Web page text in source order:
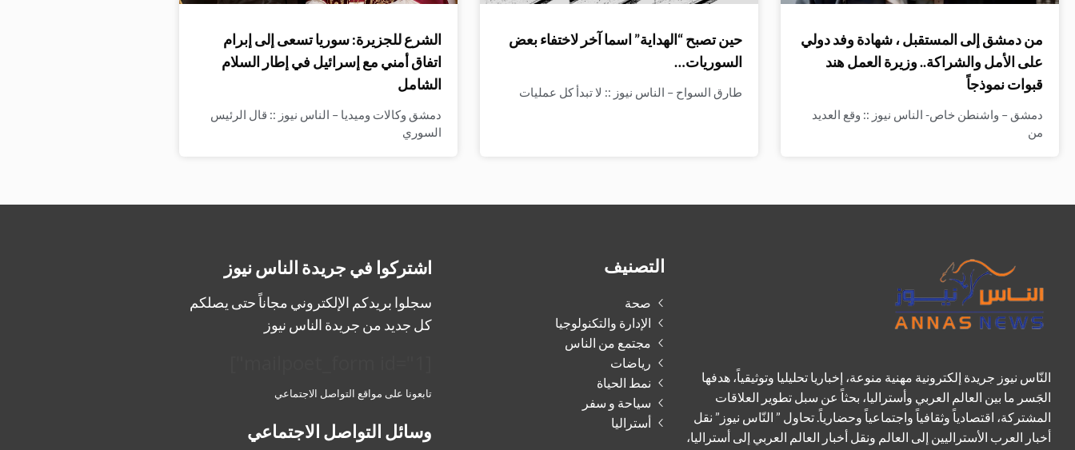
من دمشق إلى المستقبل ، شهادة وفد دولي
على الأمل والشراكة.. وزيرة العمل هند
قبوات نموذجاً
دمشق – واشنطن خاص- الناس نيوز :: وقع العديد
من
حين تصبح “الهداية” اسما آخر لاختفاء بعض
السوريات…
طارق السواح – الناس نيوز :: لا تبدأ كل عمليات
الشرع للجزيرة: سوريا تسعى إلى إبرام
اتفاق أمني مع إسرائيل في إطار السلام
الشامل
دمشق وكالات وميديا – الناس نيوز :: قال الرئيس
السوري
النّاس نيوز جريدة إلكترونية مهنية منوعة، إخباريا تحليليا وتوثيقياً، هدفها
الجَسر ما بين العالم العربي وأستراليا، بحثاً عن سبل تطوير العلاقات
المشتركة، اقتصادياً وثقافياً واجتماعياً وحضارياً. تحاول ” النّاس نيوز” نقل
أخبار العرب الأستراليين إلى العالم ونقل أخبار العالم العربي إلى أستراليا،
التصنيف
صحة
الإدارة والتكنولوجيا
مجتمع من الناس
رياضات
نمط الحياة
سياحة و سفر
أستراليا
اشتركوا في جريدة الناس نيوز
سجلوا بريدكم الإلكتروني مجاناً حتى يصلكم
كل جديد من جريدة الناس نيوز
تابعونا على مواقع التواصل الاجتماعي
وسائل التواصل الاجتماعي